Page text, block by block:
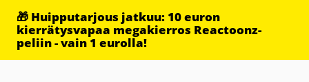
🎁 Huipputarjous jatkuu: 10 euron
kierrätysvapaa megakierros Reactoonz-
peliin - vain 1 eurolla!